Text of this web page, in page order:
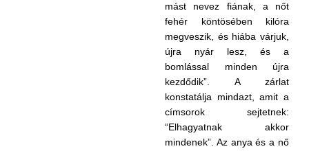
mást nevez fiának, a nőt
fehér köntösében kilóra
megveszik, és hiába várjuk,
újra nyár lesz, és a
bomlással minden újra
kezdődik”. A zárlat
konstatálja mindazt, amit a
címsorok sejtetnek:
“Elhagyatnak akkor
mindenek”. Az anya és a nő